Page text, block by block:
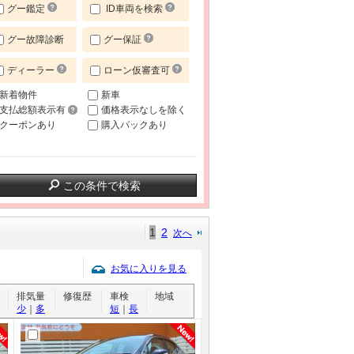
グー鑑定 ID車両を検索
グー故障診断 グー保証
ディーラー ローン仮審査可
新着物件
支払総額表示有
クーポンあり
新車
価格表示なしを除く
購入パックあり
この条件で検索
1 2 次へ
お気に入りを見る
排気量
少
多
修復歴
車検
短
長
地域